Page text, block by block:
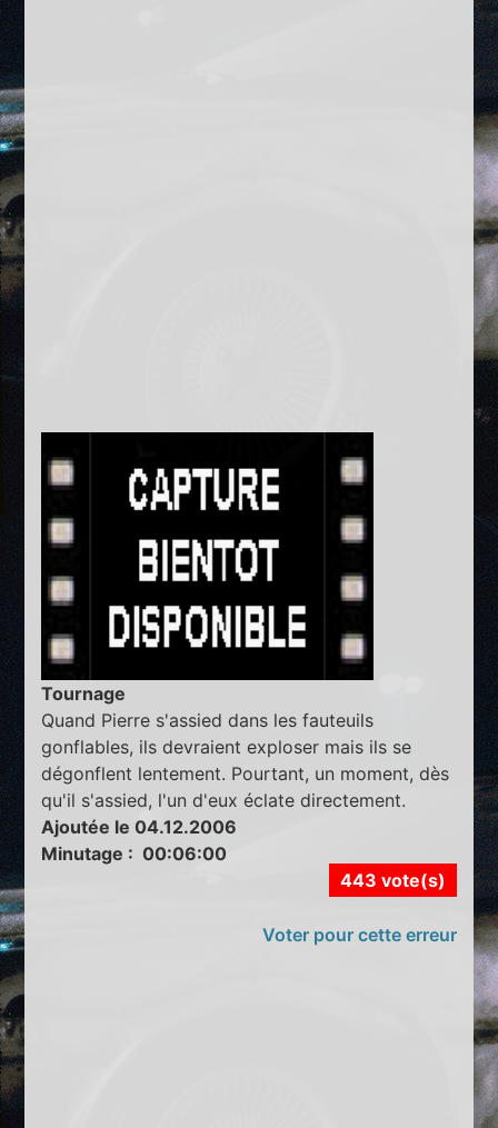
Tournage
Quand Pierre s'assied dans les fauteuils
gonflables, ils devraient exploser mais ils se
dégonflent lentement. Pourtant, un moment, dès
qu'il s'assied, l'un d'eux éclate directement.
Ajoutée le 04.12.2006
Minutage : 00:06:00
443 vote(s)
Voter pour cette erreur